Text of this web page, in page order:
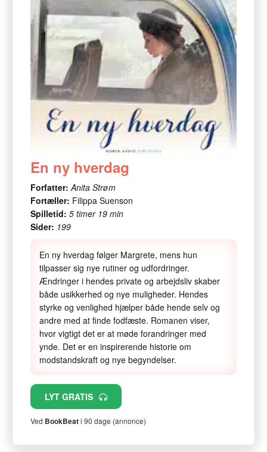
En ny hverdag
Forfatter: Anita Strøm
Fortæller: Filippa Suenson
Spilletid: 5 timer 19 min
Sider: 199
En ny hverdag følger Margrete, mens hun
tilpasser sig nye rutiner og udfordringer.
Ændringer i hendes private og arbejdsliv skaber
både usikkerhed og nye muligheder. Hendes
styrke og venlighed hjælper både hende selv og
andre med at finde fodfæste. Romanen viser,
hvor vigtigt det er at møde forandringer med
ynde. Det er en inspirerende historie om
modstandskraft og nye begyndelser.
LYT GRATIS
Ved BookBeati 90 dage (annonce)